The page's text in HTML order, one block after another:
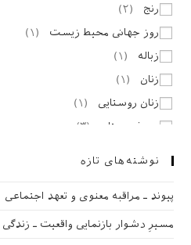
رنج
(۲)
روز جهانی محیط زیست
( ۱ )
زباله
( ۱ )
زنان
( ۱ )
زنان روستایی
( ۱ )
سرخپوستان
(۳)
غذا
( ۳)
فیلم
۱۰
نوشته‌های تازه
پیوند ـ مراقبه‌ معنوی و تعهد اجتماعی
مسیرِ دشوار بازنمایی واقعیت ـ